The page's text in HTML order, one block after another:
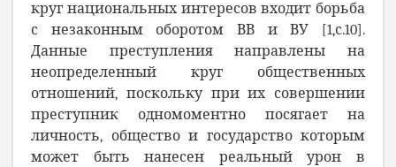
круг национальных интересов входит борьба
с незаконным оборотом ВВ и ВУ [1,с.10].
Данные преступления направлены на
неопределенный круг общественных
отношений, поскольку при их совершении
преступник одномоментно посягает на
личность, общество и государство которым
может быть нанесен реальный урон в